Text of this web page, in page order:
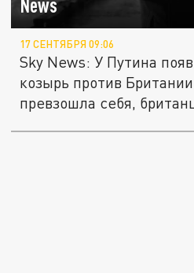
News
17 СЕНТЯБРЯ 09:06
Sky News: У Путина
козырь против
превзошла себя,